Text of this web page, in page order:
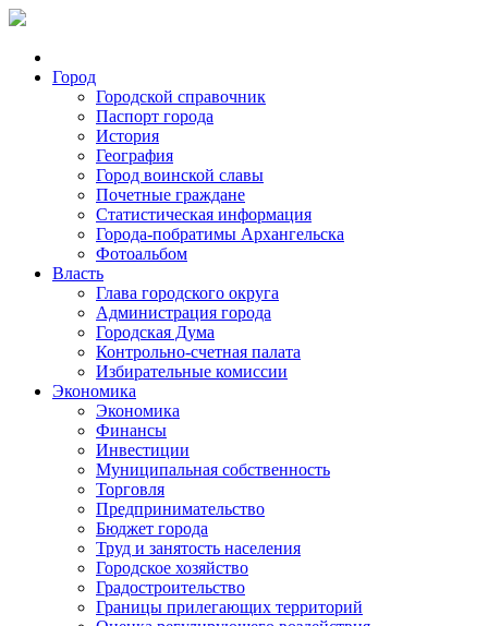
Город
Городской справочник
Паспорт города
История
География
Город воинской славы
Почетные граждане
Статистическая информация
Города-побратимы Архангельска
Фотоальбом
Власть
Глава городского округа
Администрация города
Городская Дума
Контрольно-счетная палата
Избирательные комиссии
Экономика
Экономика
Финансы
Инвестиции
Муниципальная собственность
Торговля
Предпринимательство
Бюджет города
Труд и занятость населения
Городское хозяйство
Градостроительство
Границы прилегающих территорий